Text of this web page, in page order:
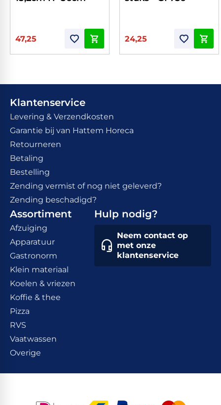
47,25 24,25
Klantenservice
Levering & Verzendkosten
Garantie bij van Hattem Horeca
Retourneren
Betaling
Bestelling
Zending vermist of nog niet geleverd?
Zending beschadigd?
Assortiment
Afzuiging
Apparatuur
Gastronorm
Klein materiaal
Koelen & vriezen
Koffie & thee
Pizza
RVS
Vaatwassen
Overige
Hulp nodig?
Neem contact op
met onze
klantenservice